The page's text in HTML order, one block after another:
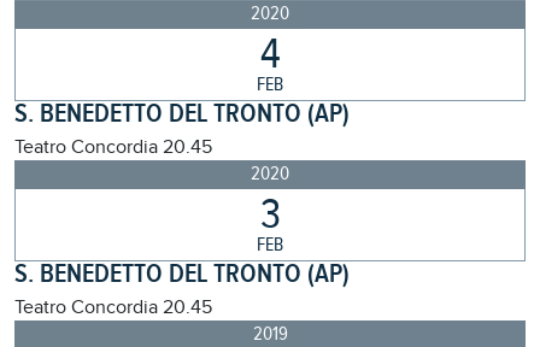
2020
4
FEB
S. BENEDETTO DEL TRONTO (AP)
Teatro Concordia 20.45
2020
3
FEB
S. BENEDETTO DEL TRONTO (AP)
Teatro Concordia 20.45
2019